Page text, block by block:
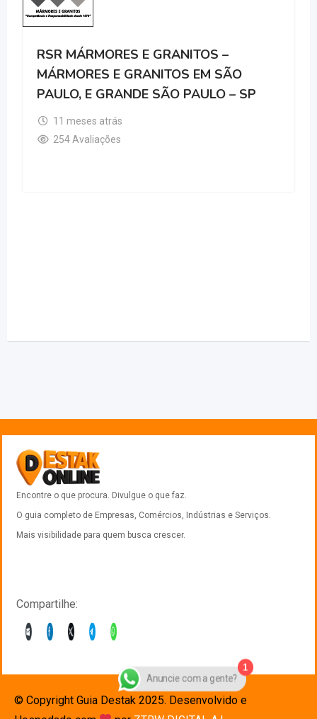
RSR MÁRMORES E GRANITOS –
MÁRMORES E GRANITOS EM SÃO
PAULO, E GRANDE SÃO PAULO – SP
11 meses atrás
254 Avaliações
Encontre o que procura. Divulgue o que faz.
O guia completo de Empresas, Comércios, Indústrias e Serviços.
Mais visibilidade para quem busca crescer.
Compartilhe:
© Copyright Guia Destak 2025. Desenvolvido e
1
Anuncie com a gente?